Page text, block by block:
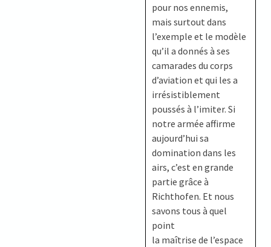
pour nos ennemis,
mais surtout dans
l’exemple et le modèle
qu’il a donnés à ses
camarades du corps
d’aviation et qui les a
irrésistiblement
poussés à l’imiter. Si
notre armée affirme
aujourd’hui sa
domination dans les
airs, c’est en grande
partie grâce à
Richthofen. Et nous
savons tous à quel
point
la maîtrise de l’espace